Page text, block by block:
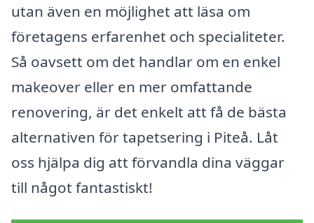
utan även en möjlighet att läsa om
företagens erfarenhet och specialiteter.
Så oavsett om det handlar om en enkel
makeover eller en mer omfattande
renovering, är det enkelt att få de bästa
alternativen för tapetsering i Piteå. Låt
oss hjälpa dig att förvandla dina väggar
till något fantastiskt!